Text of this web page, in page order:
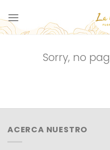
al
contenido
Sorry, no
ACERCA NUESTRO